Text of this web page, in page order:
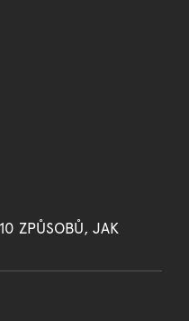
ZPŮSOBŮ, JAK